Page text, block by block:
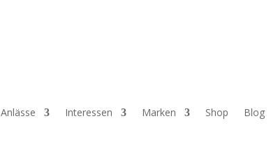
Anlässe Interessen Marken Shop Blog